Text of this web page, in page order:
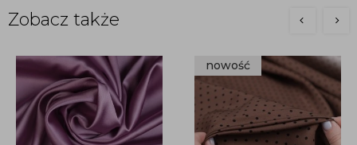
Zobacz także
nowość